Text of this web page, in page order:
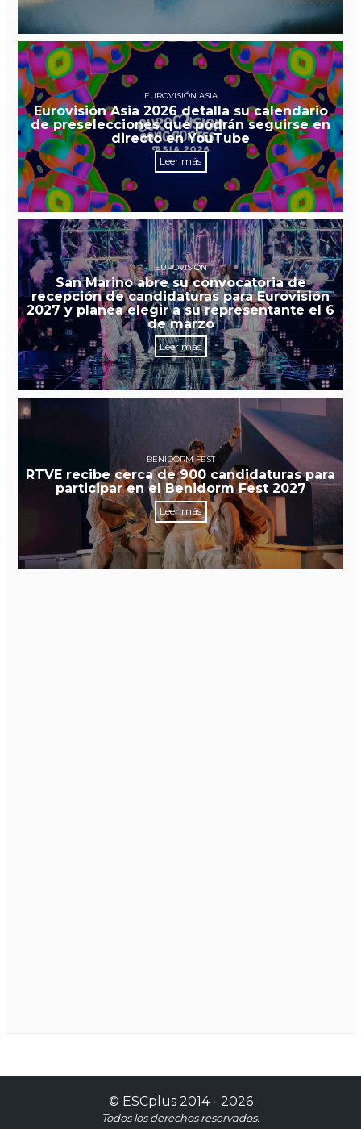
EUROVISIÓN ASIA
Eurovisión Asia 2026 detalla su calendario
de preselecciones que podrán seguirse en
directo en YouTube
Leer más
EUROVISIÓN
San Marino abre su convocatoria de
recepción de candidaturas para Eurovisión
2027 y planea elegir a su representante el 6
de marzo
Leer más
BENIDORM FEST
RTVE recibe cerca de 900 candidaturas para
participar en el Benidorm Fest 2027
Leer más
© ESCplus2014 - 2026
Todos los derechos reservados.